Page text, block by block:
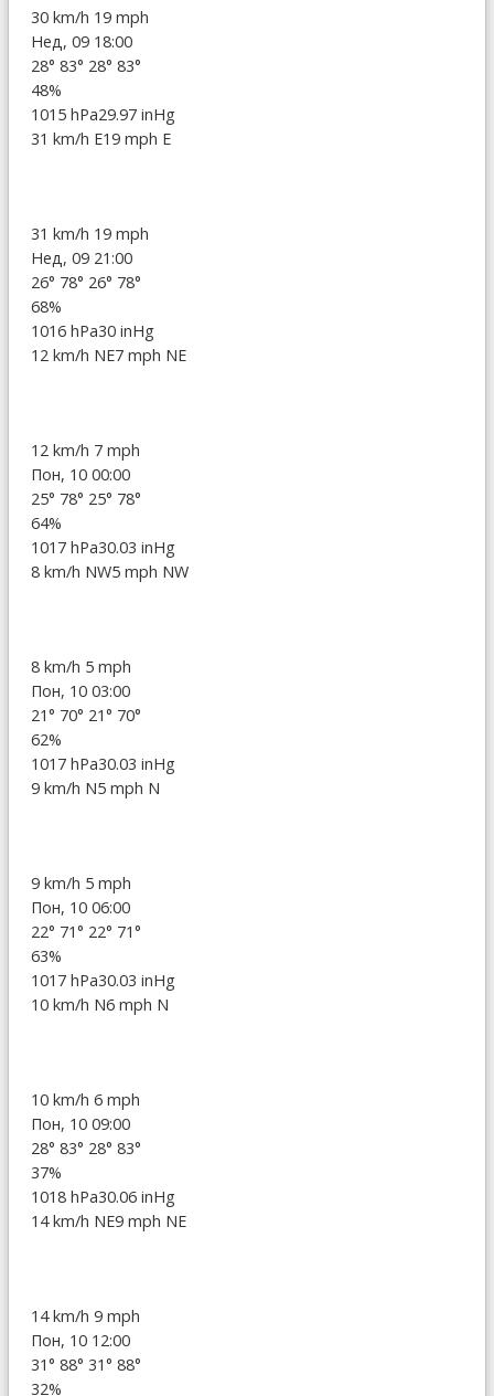
30 km/h 19 mph
Нед, 09 18:00
28° 83° 28° 83°
48%
1015 hPa29.97 inHg
31 km/h E19 mph E
31 km/h 19 mph
Нед, 09 21:00
26° 78° 26° 78°
68%
1016 hPa30 inHg
12 km/h NE7 mph NE
12 km/h 7 mph
Пон, 10 00:00
25° 78° 25° 78°
64%
1017 hPa30.03 inHg
8 km/h NW5 mph NW
8 km/h 5 mph
Пон, 10 03:00
21° 70° 21° 70°
62%
1017 hPa30.03 inHg
9 km/h N5 mph N
9 km/h 5 mph
Пон, 10 06:00
22° 71° 22° 71°
63%
1017 hPa30.03 inHg
10 km/h N6 mph N
10 km/h 6 mph
Пон, 10 09:00
28° 83° 28° 83°
37%
1018 hPa30.06 inHg
14 km/h NE9 mph NE
14 km/h 9 mph
Пон, 10 12:00
31° 88° 31° 88°
32%